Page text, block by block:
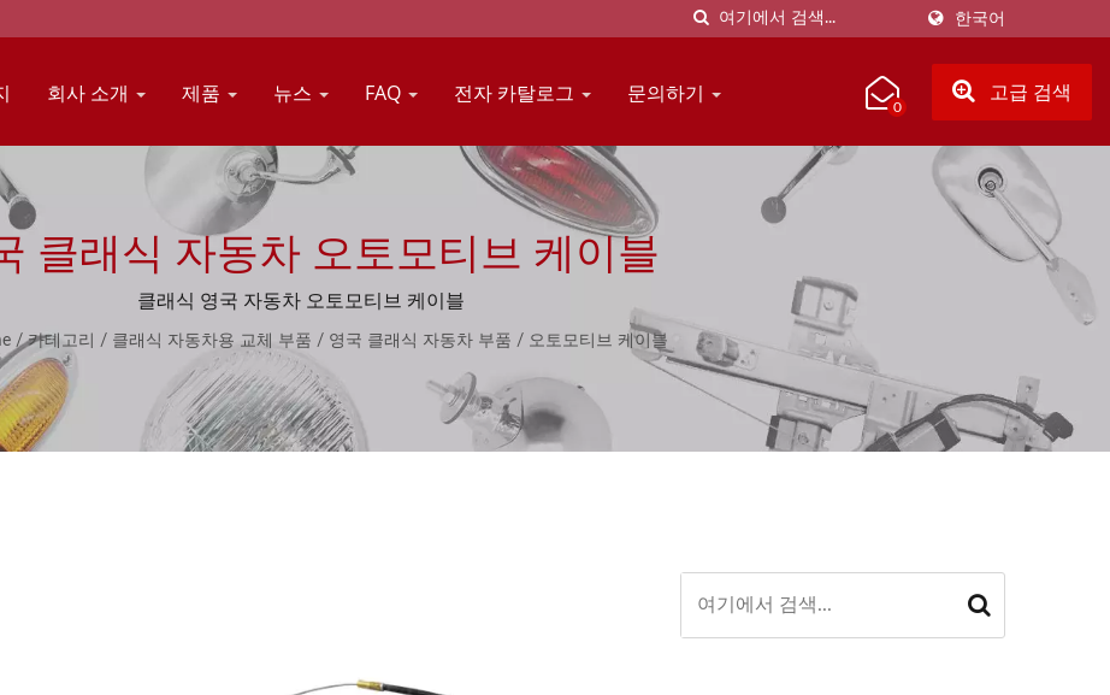
한국어
회사 소개 제품 뉴스 FAQ 전자 카탈로그 문의하기
0
고급 검색
클래식 자동차 오토모티브 케이블
클래식 영국 자동차 오토모티브 케이블
/ 카테고리 / 클래식 자동차용 교체 부품 / 영국 클래식 자동차 부품 / 오토모티브 케이블